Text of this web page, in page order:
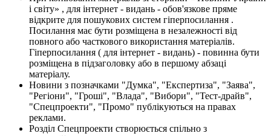
і світу» , для інтернет - видань - обов'язкове пряме
відкрите для пошукових систем гіперпосилання .
Посилання має бути розміщена в незалежності від
повного або часткового використання матеріалів.
Гіперпосилання ( для інтернет - видань) - повинна бути
розміщена в підзаголовку або в першому абзаці
матеріалу.
Новини з позначками "Думка", "Експертиза", "Заява",
"Регіони", "Гроші", "Влада", "Вибори", "Тест-драйв",
"Спецпроекти", "Промо" публікуються на правах
реклами.
Розділ Спецпроекти створюється спільно з